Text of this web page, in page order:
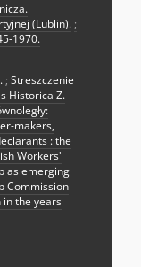
(Lublin). ;
1970.
; Streszczenie
Historica Z.
makers,
: the
Workers'
as emerging
Commission
in the years